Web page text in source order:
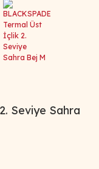
Seviye Sahra